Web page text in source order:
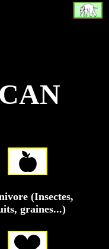
(Insectes,
graines...)